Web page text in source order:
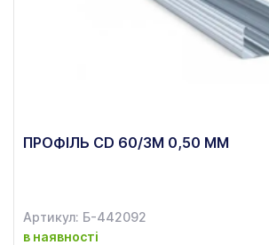
ПРОФІЛЬ CD 60/3М 0,50 ММ
Артикул: Б-442092
в наявності